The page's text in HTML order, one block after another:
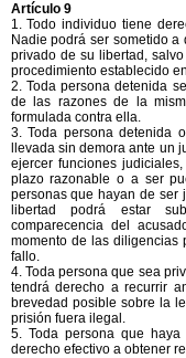
Artículo 9
1. Todo individuo tiene
Nadie podrá ser sometido
privado de su libertad,
procedimiento establecido
2. Toda persona detenida
de las razones de la
formulada contra ella.
3. Toda persona detenida
llevada sin demora ante un
ejercer funciones
plazo razonable o a ser
personas que hayan de ser
libertad podrá estar
comparecencia del
momento de las diligencias
fallo.
4. Toda persona que sea
tendrá derecho a recurrir
brevedad posible sobre la
prisión fuera ilegal.
5. Toda persona que
derecho efectivo a obtener